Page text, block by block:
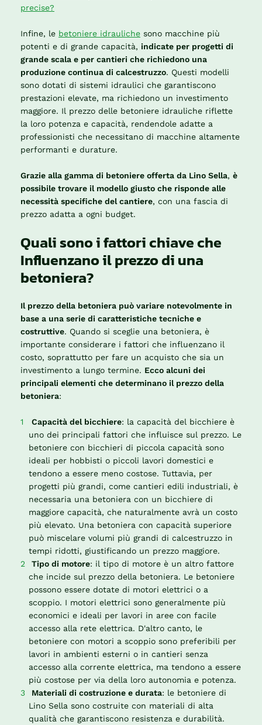
precise?
Infine, le betoniere idrauliche sono macchine più
potenti e di grande capacità, indicate per progetti di
grande scala e per cantieri che richiedono una
produzione continua di calcestruzzo. Questi modelli
sono dotati di sistemi idraulici che garantiscono
prestazioni elevate, ma richiedono un investimento
maggiore. Il prezzo delle betoniere idrauliche riflette
la loro potenza e capacità, rendendole adatte a
professionisti che necessitano di macchine altamente
performanti e durature.
Grazie alla gamma di betoniere offerta da Lino Sella, è
possibile trovare il modello giusto che risponde alle
necessità specifiche del cantiere, con una fascia di
prezzo adatta a ogni budget.
Quali sono i fattori chiave che
Influenzano il prezzo di una
betoniera?
Il prezzo della betoniera può variare notevolmente in
base a una serie di caratteristiche tecniche e
costruttive. Quando si sceglie una betoniera, è
importante considerare i fattori che influenzano il
costo, soprattutto per fare un acquisto che sia un
investimento a lungo termine. Ecco alcuni dei
principali elementi che determinano il prezzo della
betoniera:
Capacità del bicchiere: la capacità del bicchiere è
uno dei principali fattori che influisce sul prezzo. Le
betoniere con bicchieri di piccola capacità sono
ideali per hobbisti o piccoli lavori domestici e
tendono a essere meno costose. Tuttavia, per
progetti più grandi, come cantieri edili industriali, è
necessaria una betoniera con un bicchiere di
maggiore capacità, che naturalmente avrà un costo
più elevato. Una betoniera con capacità superiore
può miscelare volumi più grandi di calcestruzzo in
tempi ridotti, giustificando un prezzo maggiore.
Tipo di motore: il tipo di motore è un altro fattore
che incide sul prezzo della betoniera. Le betoniere
possono essere dotate di motori elettrici o a
scoppio. I motori elettrici sono generalmente più
economici e ideali per lavori in aree con facile
accesso alla rete elettrica. D'altro canto, le
betoniere con motori a scoppio sono preferibili per
lavori in ambienti esterni o in cantieri senza
accesso alla corrente elettrica, ma tendono a essere
più costose per via della loro autonomia e potenza.
Materiali di costruzione e durata: le betoniere di
Lino Sella sono costruite con materiali di alta
qualità che garantiscono resistenza e durabilità.